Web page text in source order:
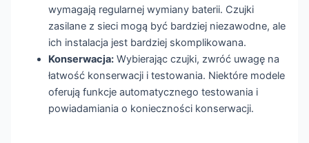
wymagają regularnej wymiany baterii. Czujki
zasilane z sieci mogą być bardziej niezawodne, ale
ich instalacja jest bardziej skomplikowana.
Konserwacja: Wybierając czujki, zwróć uwagę na
łatwość konserwacji i testowania. Niektóre modele
oferują funkcje automatycznego testowania i
powiadamiania o konieczności konserwacji.